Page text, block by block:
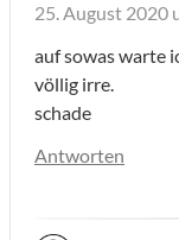
25. August 2020
auf sowas warte
völlig irre.
schade
Antworten